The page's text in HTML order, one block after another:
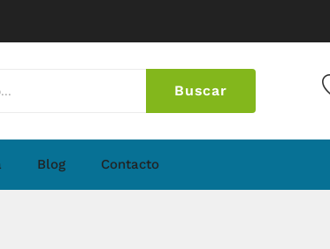
Buscar
No products in
Blog Contacto